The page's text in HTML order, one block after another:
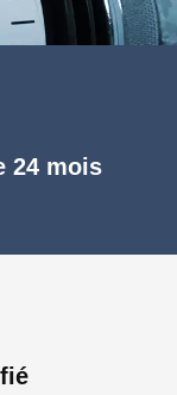
24 mois